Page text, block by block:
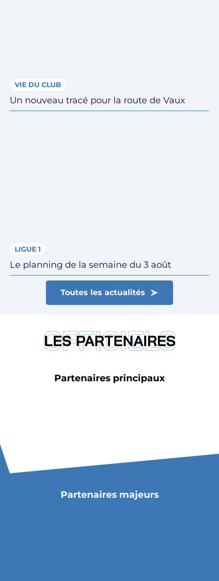
Toutes les actualités
VIE DU CLUB
Un nouveau tracé pour la route de Vaux
LIGUE 1
Le planning de la semaine du 3 août
OFFICIELS
LES PARTENAIRES
Partenaires principaux
Partenaires majeurs